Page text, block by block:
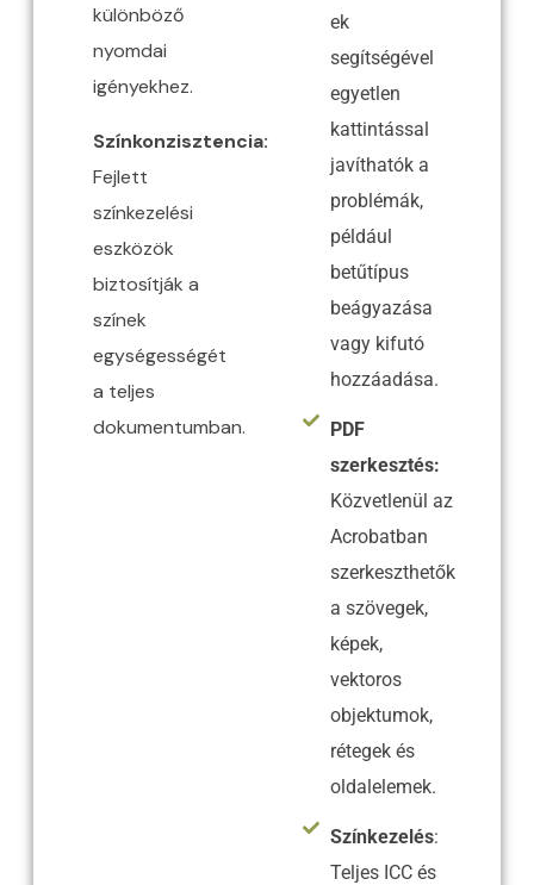
különböző
nyomdai
igényekhez.​
Színkonzisztencia:
Fejlett
színkezelési
eszközök
biztosítják a
színek
egységességét
a teljes
dokumentumban.
ek
segítségével
egyetlen
kattintással
javíthatók a
problémák,
például
betűtípus
beágyazása
vagy kifutó
hozzáadása.
PDF
szerkesztés:
Közvetlenül az
Acrobatban
szerkeszthetők
a szövegek,
képek,
vektoros
objektumok,
rétegek és
oldalelemek.
Színkezelés:
Teljes ICC és